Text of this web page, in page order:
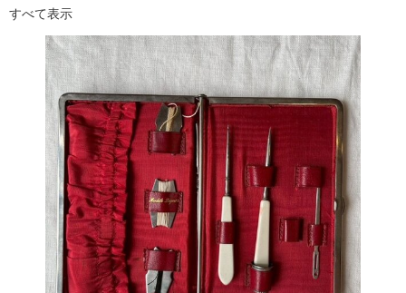
すべて表示